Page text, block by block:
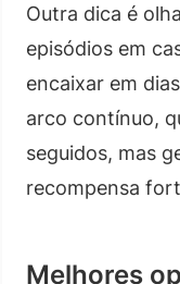
Outra dica é
episódios em
encaixar em
arco contínuo,
seguidos, mas
recompensa
Melhores